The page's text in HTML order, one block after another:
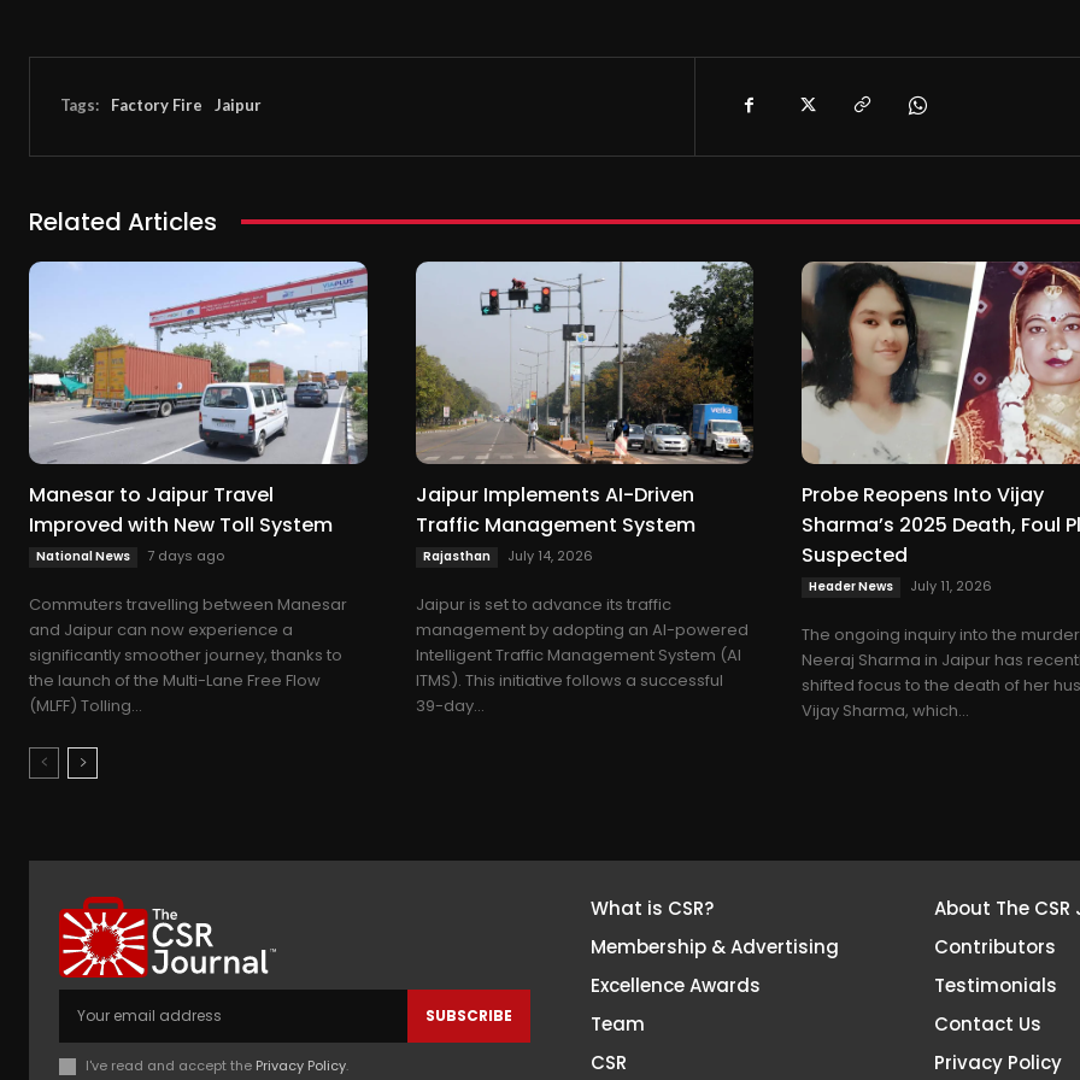
Tags: Factory Fire Jaipur
Related Articles
Manesar to Jaipur Travel
Improved with New Toll System
National News 7 days ago
Commuters travelling between Manesar
and Jaipur can now experience a
significantly smoother journey, thanks to
the launch of the Multi-Lane Free Flow
(MLFF) Tolling...
Jaipur Implements AI-Driven
Traffic Management System
Rajasthan July 14, 2026
Jaipur is set to advance its traffic
management by adopting an AI-powered
Intelligent Traffic Management System (AI
ITMS). This initiative follows a successful
39-day...
Probe Reopens Into Vijay
Sharma’s 2025 Death, Foul
Suspected
Header News July 11, 2026
The ongoing inquiry into the
Neeraj Sharma in Jaipur has
shifted focus to the death of her
Vijay Sharma, which...
SUBSCRIBE
I've read and accept the Privacy Policy.
What is CSR?
Membership & Advertising
Excellence Awards
Team
CSR
About The
Contributors
Testimonials
Contact Us
Privacy Policy